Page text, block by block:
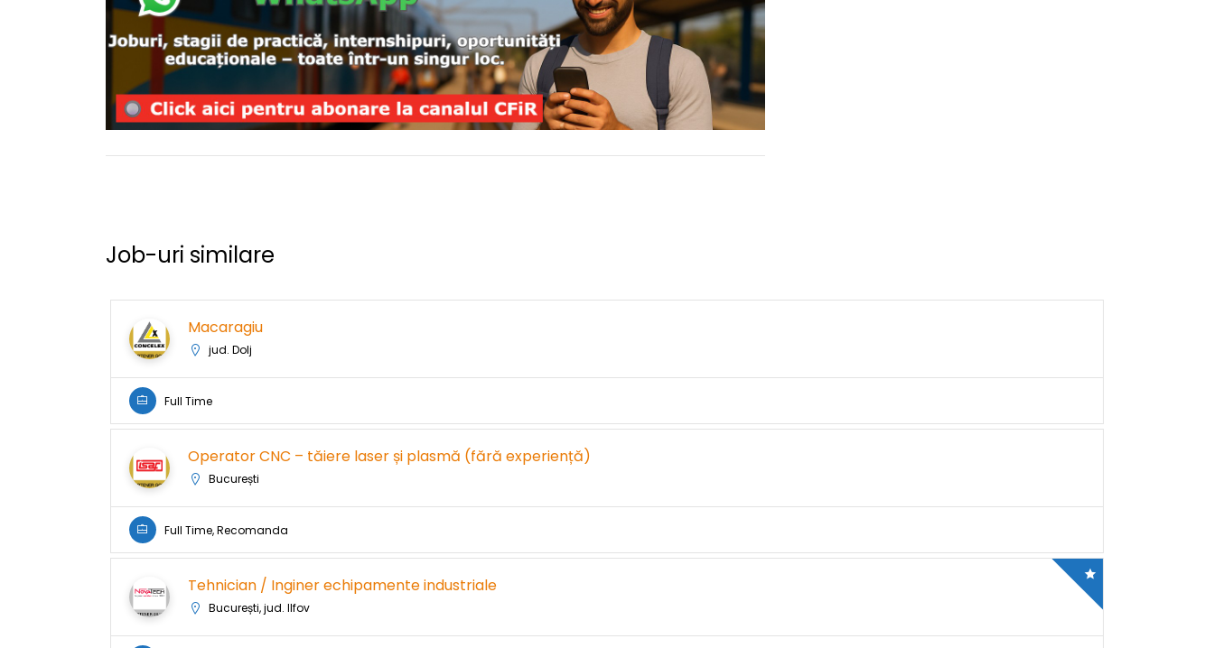
Job-uri similare
Macaragiu
jud. Dolj
Full Time
Operator CNC – tăiere laser și plasmă (fără experiență)
București
Full Time, Recomanda
Tehnician / Inginer echipamente industriale
București, jud. Ilfov